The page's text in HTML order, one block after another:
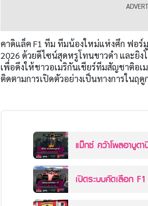
คาดิแล็ค F1 ทีม ทีมน้องใหม่แห่งศึก ฟอร์
2026 ด้วยดีไซน์สุดหรูโทนขาวดำ และยิ
เพื่อดึงให้ชาวอเมริกันเชียร์ทีมสัญชาติอ
ติดตามการเปิดตัวอย่างเป็นทางการในฤดู
แม็กซ์ คว้าโพลอาบู
เปิดระบบคัดเลือก